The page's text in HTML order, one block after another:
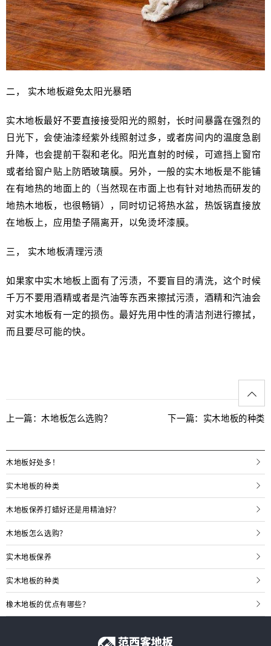
二， 实木地板避免太阳光暴晒
实木地板最好不要直接接受阳光的照射，长时间暴露在强烈的
日光下，会使油漆经紫外线照射过多，或者房间内的温度急剧
升降，也会提前干裂和老化。阳光直射的时候，可遮挡上窗帘
或者给窗户贴上防晒玻璃膜。另外，一般的实木地板是不能铺
在有地热的地面上的（当然现在市面上也有针对地热而研发的
地热木地板，也很畅销），同时切记将热水盆，热饭锅直接放
在地板上，应用垫子隔离开，以免烫坏漆膜。
三， 实木地板清理污渍
如果家中实木地板上面有了污渍，不要盲目的清洗，这个时候
千万不要用酒精或者是汽油等东西来擦拭污渍，酒精和汽油会
对实木地板有一定的损伤。最好先用中性的清洁剂进行擦拭，
而且要尽可能的快。
上一篇：木地板怎么选购？ 下一篇： 实木地板的种类
木地板好处多！
实木地板的种类
木地板保养打蜡好还是用精油好？
木地板怎么选购？
实木地板保养
实木地板的种类
橡木地板的优点有哪些？